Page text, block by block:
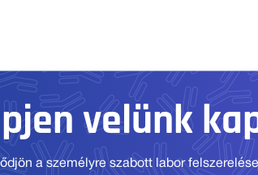
velünk
a személyre szabott labor